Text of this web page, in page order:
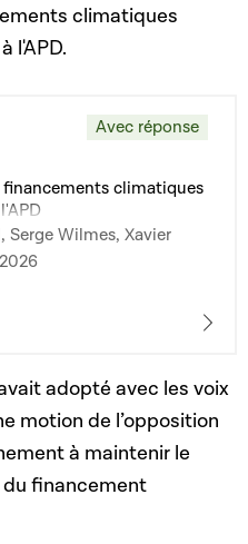
climatiques
l'APD.
Avec réponse
climatiques
Serge Wilmes, Xavier
adopté avec les voix
motion de l’opposition
à maintenir le
du financement